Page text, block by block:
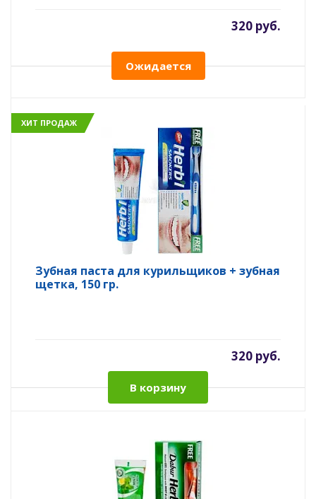
320 руб.
Ожидается
ХИТ ПРОДАЖ
Зубная паста для курильщиков + зубная
щетка, 150 гр.
320 руб.
В корзину